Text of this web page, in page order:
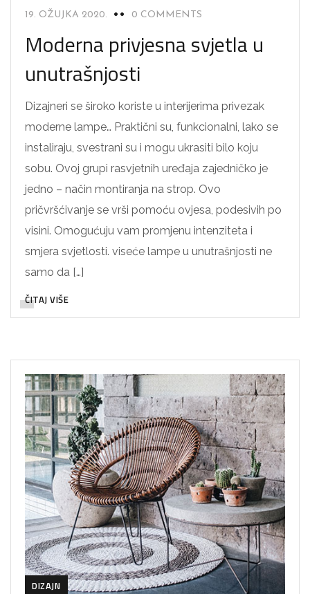
19. OŽUJKA 2020. 0 COMMENTS
Moderna privjesna svjetla u
unutrašnjosti
Dizajneri se široko koriste u interijerima privezak
moderne lampe… Praktični su, funkcionalni, lako se
instaliraju, svestrani su i mogu ukrasiti bilo koju
sobu. Ovoj grupi rasvjetnih uređaja zajedničko je
jedno – način montiranja na strop. Ovo
pričvršćivanje se vrši pomoću ovjesa, podesivih po
visini. Omogućuju vam promjenu intenziteta i
smjera svjetlosti. viseće lampe u unutrašnjosti ne
samo da […]
ČITAJ VIŠE
DIZAJN